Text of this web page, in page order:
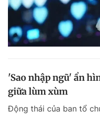
'Sao nhập ngũ' ẩn
giữa lùm xùm
Động thái của ban tổ